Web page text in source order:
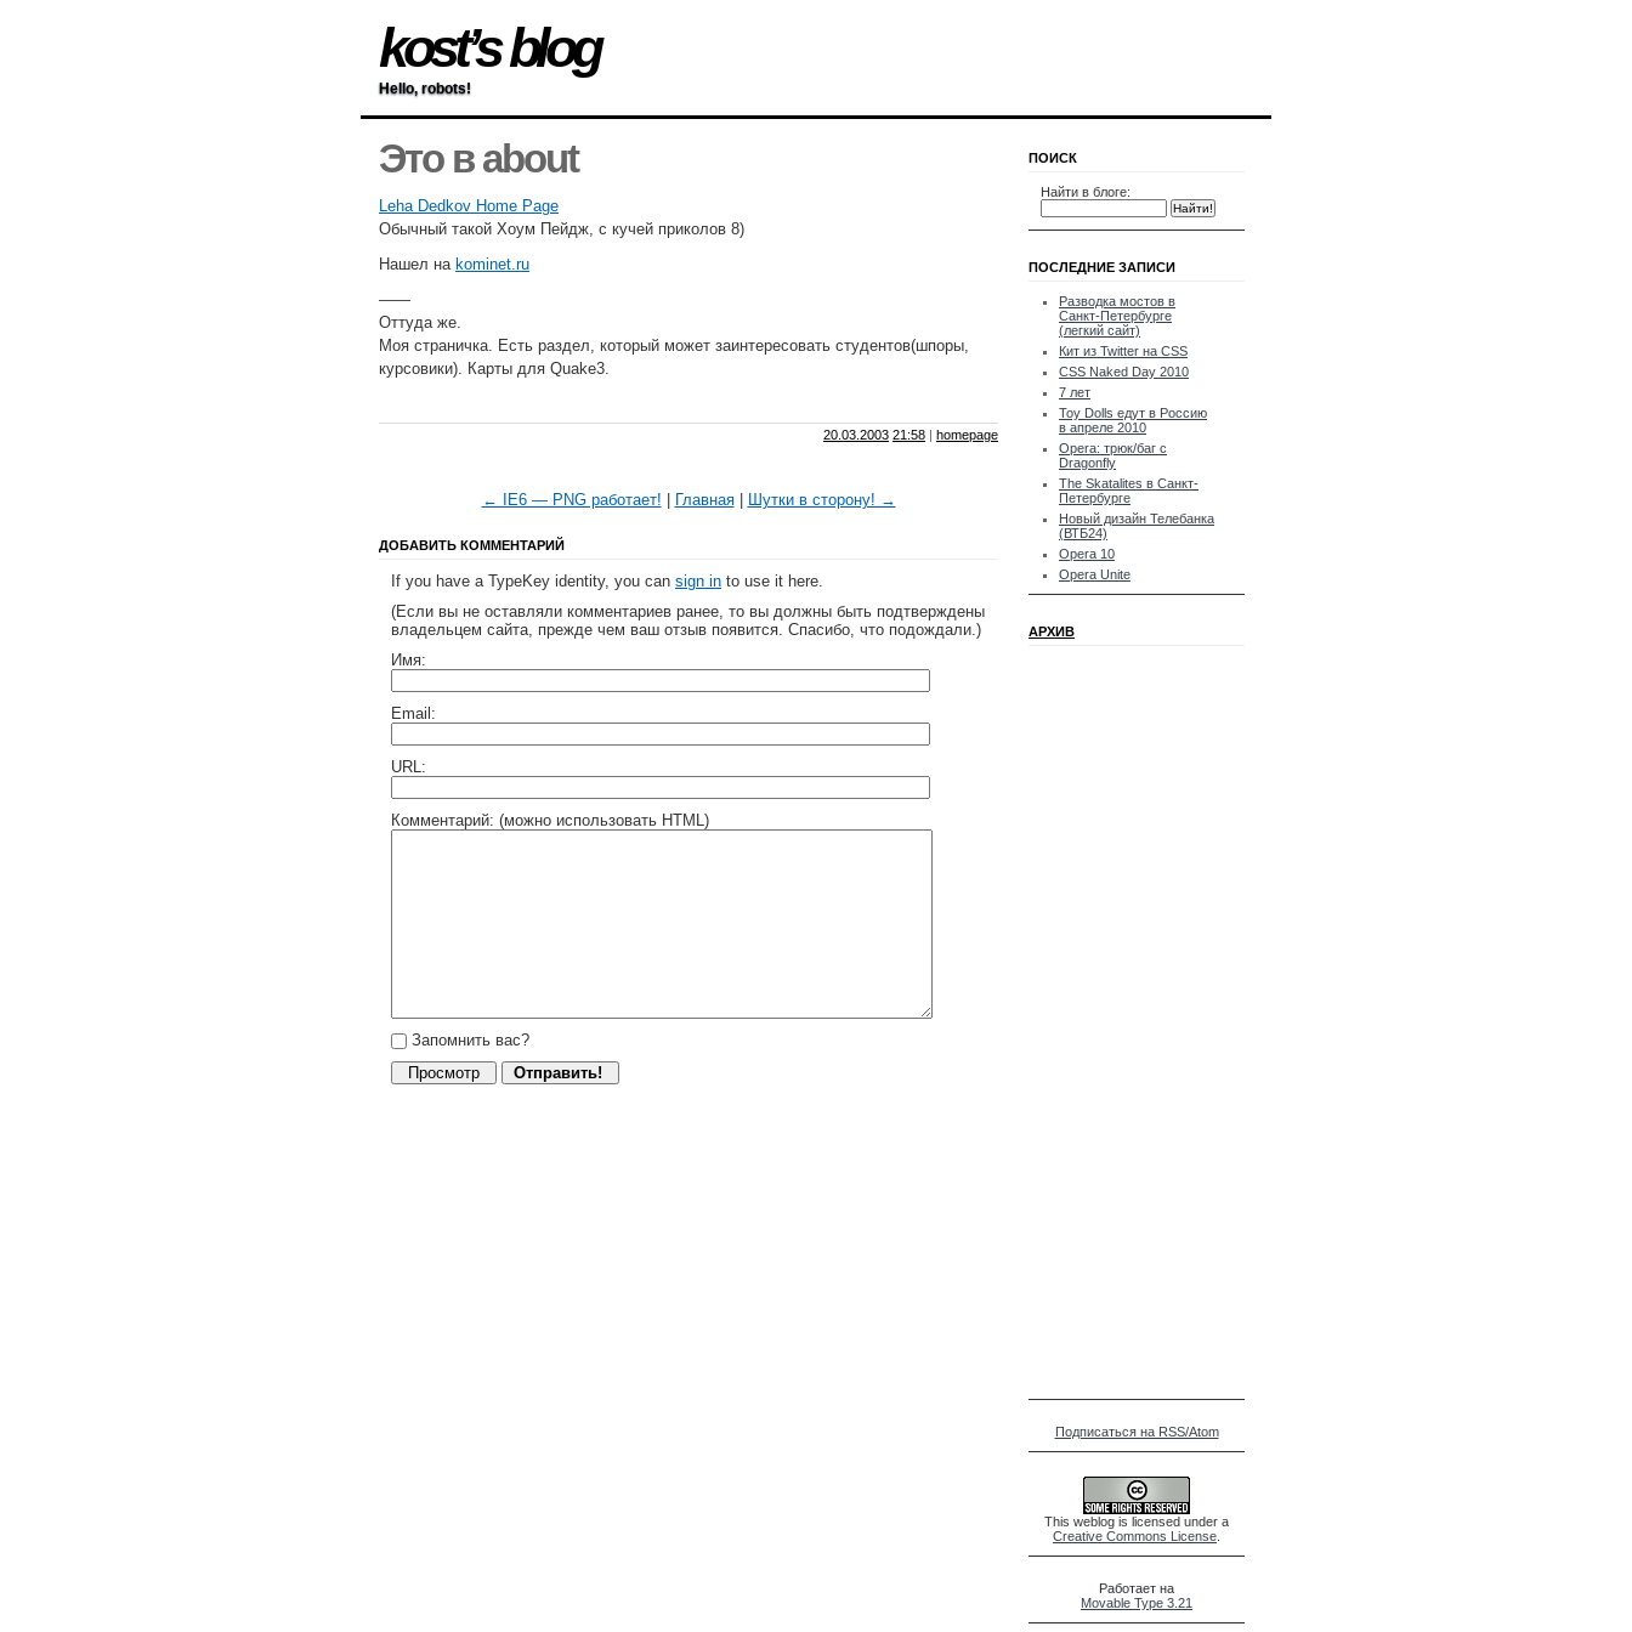
kost’s blog
Hello, robots!
Это в about
Leha Dedkov Home Page
Обычный такой Хоум Пейдж, с кучей приколов 8)
Нашел на kominet.ru
——
Оттуда же.
Моя страничка. Есть раздел, который может заинтересовать студентов(шпоры,
курсовики). Карты для Quake3.
20.03.2003 21:58 | homepage
← IE6 — PNG работает! Главная| Шутки в сторону! →
ДОБАВИТЬ КОММЕНТАРИЙ
If you have a TypeKey identity, you can sign in to use it here.
(Если вы не оставляли комментариев ранее, то вы должны быть подтверждены
владельцем сайта, прежде чем ваш отзыв появится. Спасибо, что подождали.)
Имя:
Email:
URL:
Комментарий: (можно использовать HTML)
Запомнить вас?
ПОИСК
Найти в блоге:
ПОСЛЕДНИЕ ЗАПИСИ
Разводка мостов в
Санкт-Петербурге
(легкий сайт)
Кит из Twitter на CSS
CSS Naked Day 2010
7 лет
Toy Dolls едут в Россию
в апреле 2010
Opera: трюк/баг с
Dragonfly
The Skatalites в Санкт-
Петербурге
Новый дизайн Телебанка
(ВТБ24)
Opera 10
Opera Unite
АРХИВ
Подписаться на RSS/Atom
This weblog is licensed under a
Creative Commons License
Работает на
Movable Type 3.21